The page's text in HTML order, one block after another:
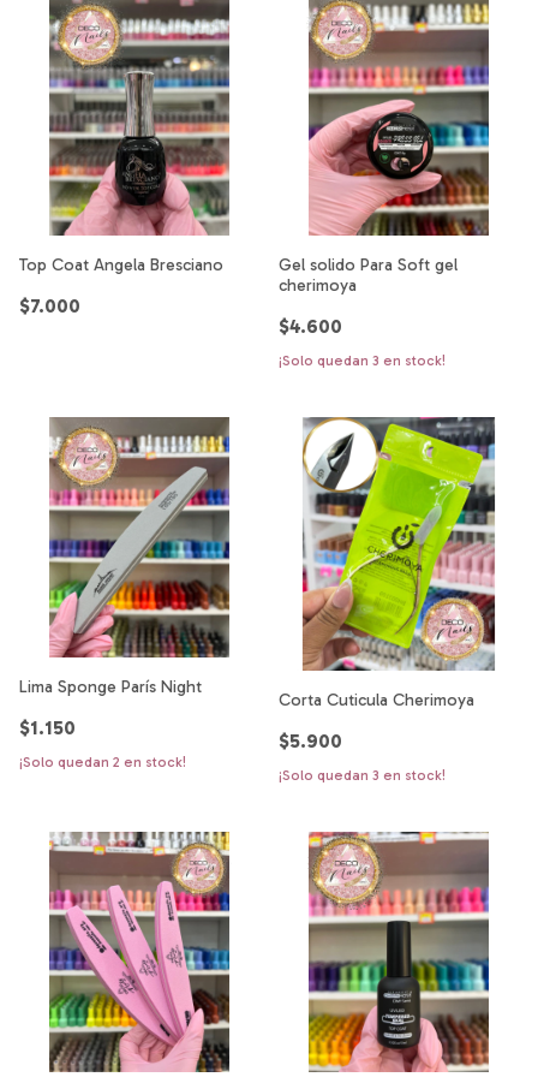
Top Coat Angela Bresciano
$7.000
Gel solido Para Soft gel
cherimoya
$4.600
¡Solo quedan 3 en stock!
Lima Sponge París Night
$1.150
¡Solo quedan 2 en stock!
Corta Cuticula Cherimoya
$5.900
¡Solo quedan 3 en stock!